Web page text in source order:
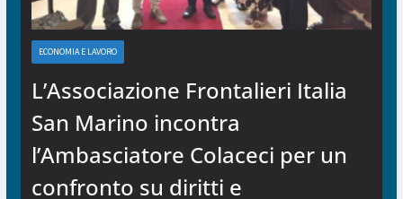
ECONOMIA E LAVORO
L’Associazione Frontalieri Italia
San Marino incontra
l’Ambasciatore Colaceci per un
confronto su diritti e